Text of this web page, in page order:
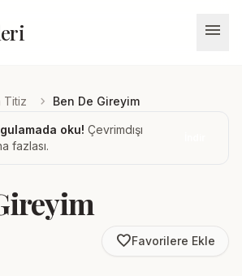
menu
Titiz chevron_right Ben De Gireyim
oku! Çevrimdışı
fazlası.
favorite_borderFavorilere Ekle